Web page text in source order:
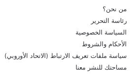
من نحن؟
رئاسة التحرير
السياسة الخصوصية
الأحكام والشروط
سياسة ملفات تعريف الارتباط (الاتحاد الأوروبي)
مساحتك للنشر معنا